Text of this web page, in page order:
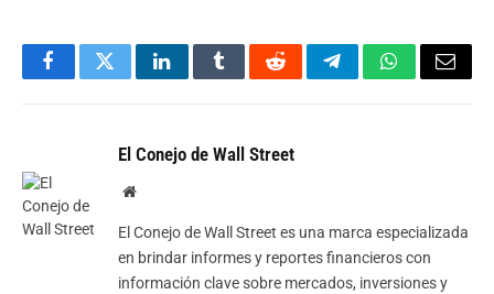
FacebookTwitterLinkedInTumblrRedditTelegramWhatsApp
Email
El Conejo de Wall Street
Website
El Conejo de Wall Street es una marca especializada
en brindar informes y reportes financieros con
información clave sobre mercados, inversiones y